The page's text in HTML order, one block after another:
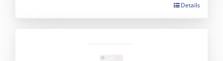
Details